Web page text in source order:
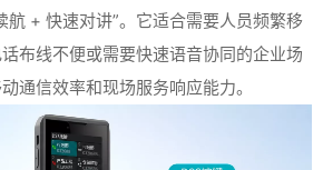
+ 快速对讲”。它适合需要人员频繁移
布线不便或需要快速语音协同的企业场
通信效率和现场服务响应能力。